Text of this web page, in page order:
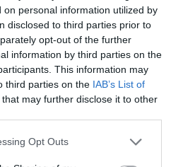
on personal information utilized by
disclosed to third parties prior to
opt-out of the further
information by third parties on the
This information may
third parties on the IAB’s List of
that may further disclose it to other
app uses one or more Google
Opt Outs